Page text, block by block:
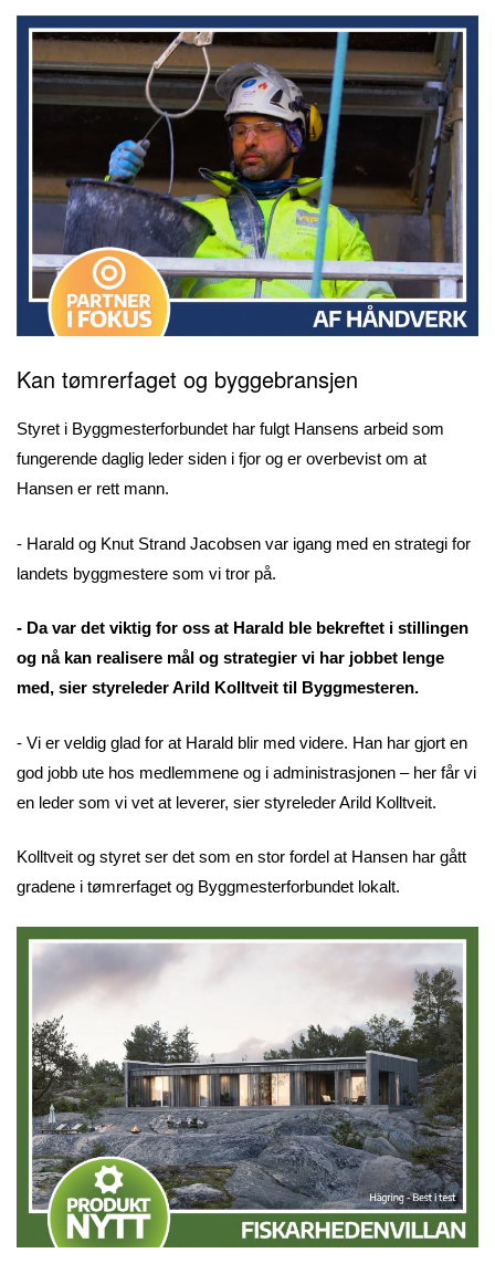
Kan tømrerfaget og byggebransjen
Styret i Byggmesterforbundet har fulgt Hansens arbeid som
fungerende daglig leder siden i fjor og er overbevist om at
Hansen er rett mann.
- Harald og Knut Strand Jacobsen var igang med en strategi for
landets byggmestere som vi tror på.
- Da var det viktig for oss at Harald ble bekreftet i stillingen
og nå kan realisere mål og strategier vi har jobbet lenge
med, sier styreleder Arild Kolltveit til Byggmesteren.
- Vi er veldig glad for at Harald blir med videre. Han har gjort en
god jobb ute hos medlemmene og i administrasjonen – her får vi
en leder som vi vet at leverer, sier styreleder Arild Kolltveit.
Kolltveit og styret ser det som en stor fordel at Hansen har gått
gradene i tømrerfaget og Byggmesterforbundet lokalt.